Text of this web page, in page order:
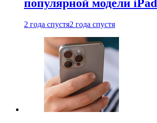
популярной модели iPad
2 года спустя2 года спустя